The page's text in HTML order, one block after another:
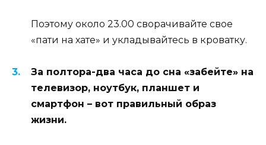
Поэтому около 23.00 сворачивайте свое
«пати на хате» и укладывайтесь в кроватку.
За полтора-два часа до сна «забейте» на
телевизор, ноутбук, планшет и
смартфон – вот правильный образ
жизни.